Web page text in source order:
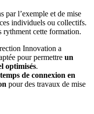
par l’exemple et de mise
individuels ou collectifs.
rythment cette formation.
Innovation a
pour permettre un
optimisés.
temps de connexion en
pour des travaux de mise